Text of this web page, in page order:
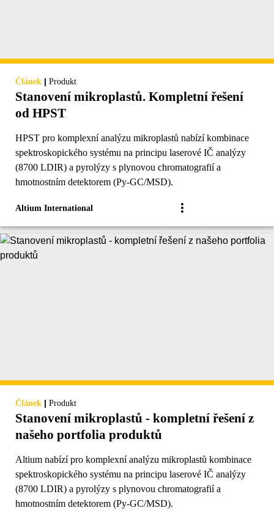
Článek | Produkt
Stanovení mikroplastů. Kompletní řešení
od HPST
HPST pro komplexní analýzu mikroplastů nabízí kombinace
spektroskopického systému na principu laserové IČ analýzy
(8700 LDIR) a pyrolýzy s plynovou chromatografií a
hmotnostním detektorem (Py-GC/MSD).
Altium International
Článek | Produkt
Stanovení mikroplastů - kompletní řešení z
našeho portfolia produktů
Altium nabízí pro komplexní analýzu mikroplastů kombinace
spektroskopického systému na principu laserové IČ analýzy
(8700 LDIR) a pyrolýzy s plynovou chromatografií a
hmotnostním detektorem (Py-GC/MSD).